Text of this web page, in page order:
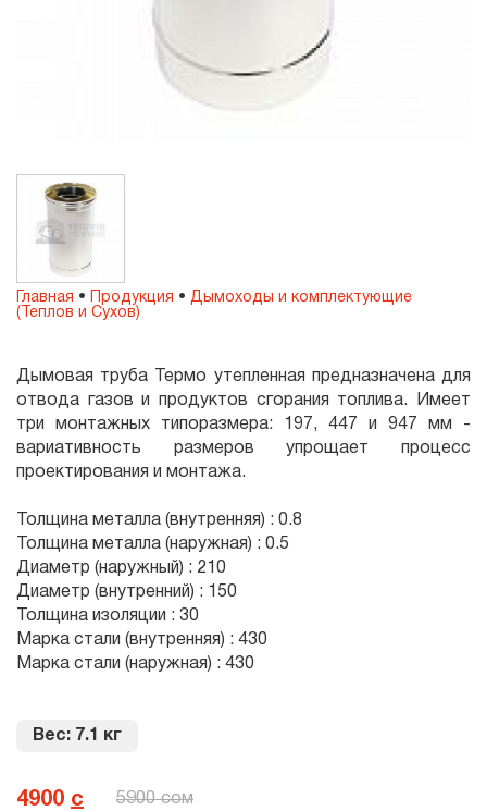
Главная • Продукция • Дымоходы и комплектующие
(Теплов и Сухов)
Дымовая труба Термо утепленная предназначена для
отвода газов и продуктов сгорания топлива. Имеет
три монтажных типоразмера: 197, 447 и 947 мм -
вариативность размеров упрощает процесс
проектирования и монтажа.
Толщина металла (внутренняя) : 0.8
Толщина металла (наружная) : 0.5
Диаметр (наружный) : 210
Диаметр (внутренний) : 150
Толщина изоляции : 30
Марка стали (внутренняя) : 430
Марка стали (наружная) : 430
Вес: 7.1 кг
4900 с 5900 сом